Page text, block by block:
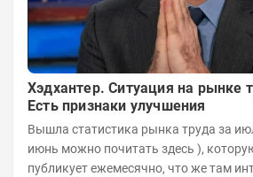
Хэдхантер. Ситуация на рынке
Есть признаки улучшения
Вышла статистика рынка труда за июль 2026 года (за
июнь можно почитать здесь ), которую Хедхантер
публикует ежемесячно, что же там